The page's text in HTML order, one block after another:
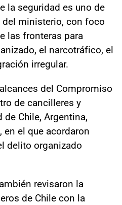
la seguridad es uno de
ministerio, con foco
las fronteras para
el narcotráfico, el
irregular.
del Compromiso
de cancilleres y
Chile, Argentina,
en el que acordaron
delito organizado
revisaron la
de Chile con la